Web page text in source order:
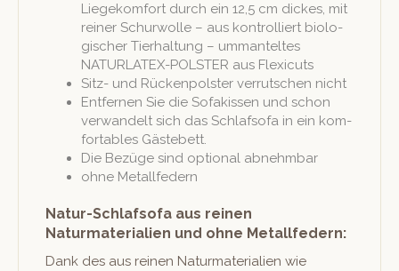
Liegekom­fort durch ein 12,5 cm dick­es, mit
rein­er Schur­wolle – aus kon­trol­liert biol­o­
gis­ch­er Tier­hal­tung – umman­teltes
NATURLATEX-POLSTER aus Flexicuts
Sitz- und Rück­en­pol­ster ver­rutschen nicht
Ent­fer­nen Sie die Sofakissen und schon
ver­wan­delt sich das Schlaf­so­fa in ein kom­
fort­a­bles Gästebett.
Die Bezüge sind option­al abnehmbar
ohne Met­allfed­ern
Natur-Schlafsofa aus reinen
Naturmaterialien und ohne Metallfedern:
Dank des aus reinen Natur­ma­te­ri­alien wie